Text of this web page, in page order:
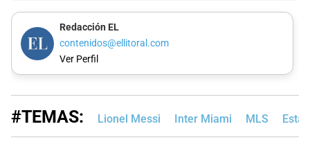
Redacción EL
contenidos@ellitoral.com
Ver Perfil
#TEMAS: Lionel Messi Inter Miami MLS